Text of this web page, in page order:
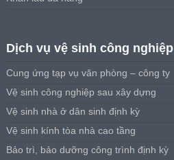
Dịch vụ vệ sinh công nghiệp
Cung ứng tạp vụ văn phòng – công ty
Vệ sinh công nghiệp sau xây dựng
Vệ sinh nhà ở dân sinh định kỳ
Vệ sinh kính tòa nhà cao tầng
Bảo trì, bảo dưỡng công trình định kỳ